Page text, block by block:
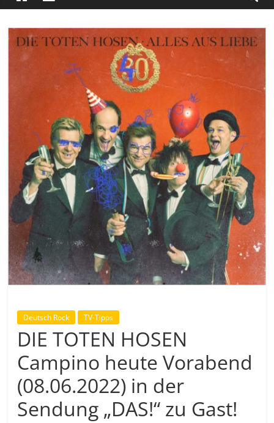
Deutsch Rock TV-Tipps
DIE TOTEN HOSEN
Campino heute Vorabend
(08.06.2022) in der
Sendung „DAS!“ zu Gast!